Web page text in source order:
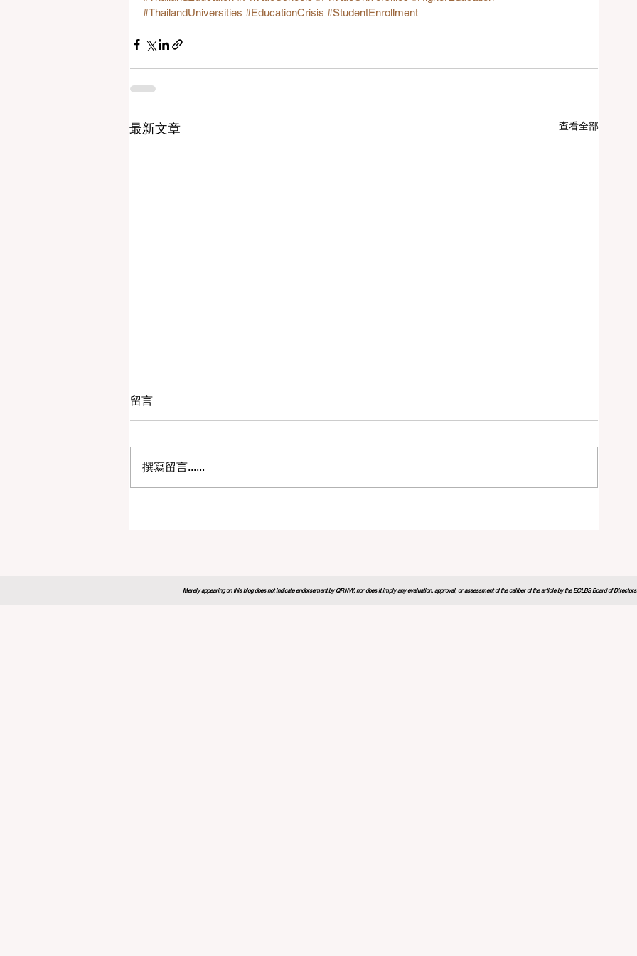
#ThailandUniversities #EducationCrisis #StudentEnrollment
最新文章 查看全部
留言
撰寫留言......
Merely appearing on this blog does not indicate endorsement by QRNW, nor does it imply any evaluation, approval, or assessment of the caliber of the article by the ECLBS Board of